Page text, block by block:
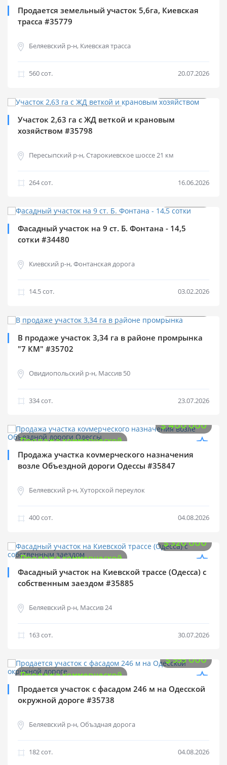
Продается земельный участок 5,6га, Киевская
трасса #35779
Беляевский р-н, Киевская трасса
560 cот. 20.07.2026
Участок 2,63 га с ЖД веткой и крановым
хозяйством #35798
Пересыпский р-н, Старокиевское шоссе 21 км
264 cот. 16.06.2026
Фасадный участок на 9 ст. Б. Фонтана - 14,5
сотки #34480
Киевский р-н, Фонтанская дорога
14.5 cот. 03.02.2026
В продаже участок 3,34 га в районе промрынка
"7 КМ" #35702
Овидиопольский р-н, Массив 50
334 cот. 23.07.2026
$400 000
Продажа коммерческой
Продажа участка коvмерческого назначения
возле Объездной дороги Одессы #35847
Беляевский р-н, Хуторской переулок
400 cот. 04.08.2026
$320 000
Продажа коммерческой
Фасадный участок на Киевской трассе (Одесса) с
собственным заездом #35885
Беляевский р-н, Массив 24
163 cот. 30.07.2026
$555 000
Продажа коммерческой
Продается участок с фасадом 246 м на Одесской
окружной дороге #35738
Беляевский р-н, Объздная дорога
182 cот. 04.08.2026